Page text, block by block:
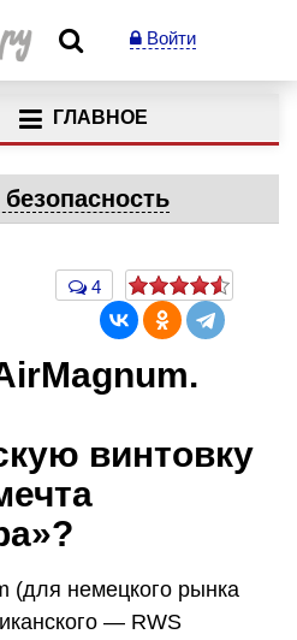
Войти
ГЛАВНОЕ
4
винтовку
(для немецкого рынка
— RWS